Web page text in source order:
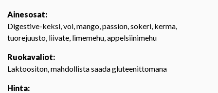
Ainesosat:
Digestive-keksi, voi, mango, passion, sokeri, kerma,
tuorejuusto, liivate, limemehu, appelsiinimehu
Ruokavaliot:
Laktoositon, mahdollista saada gluteenittomana
Hinta: